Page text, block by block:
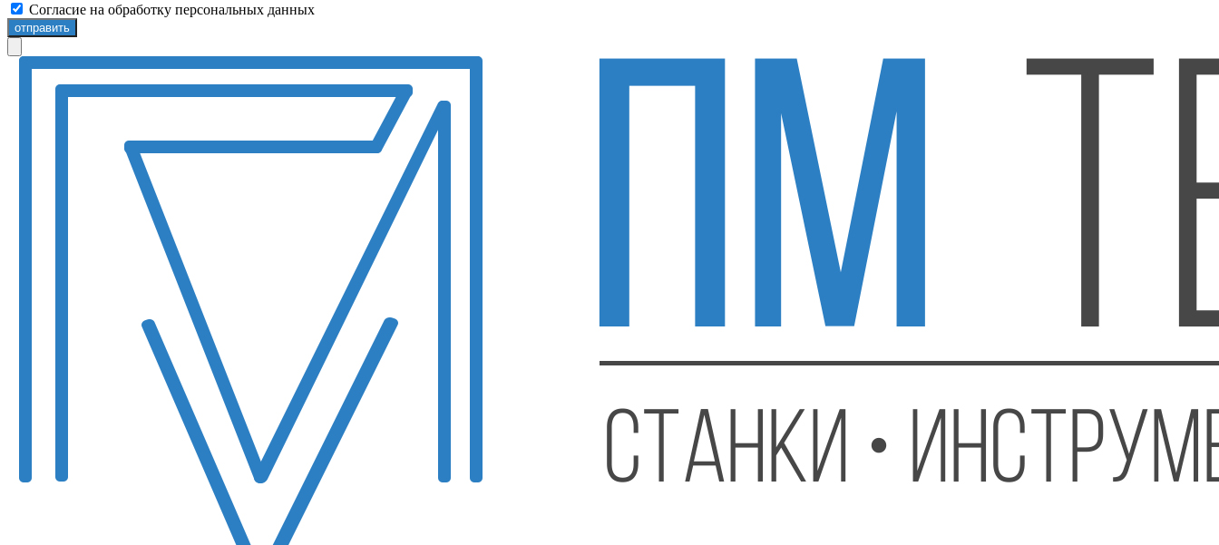
Согласие на обработку персональных данных
отправить